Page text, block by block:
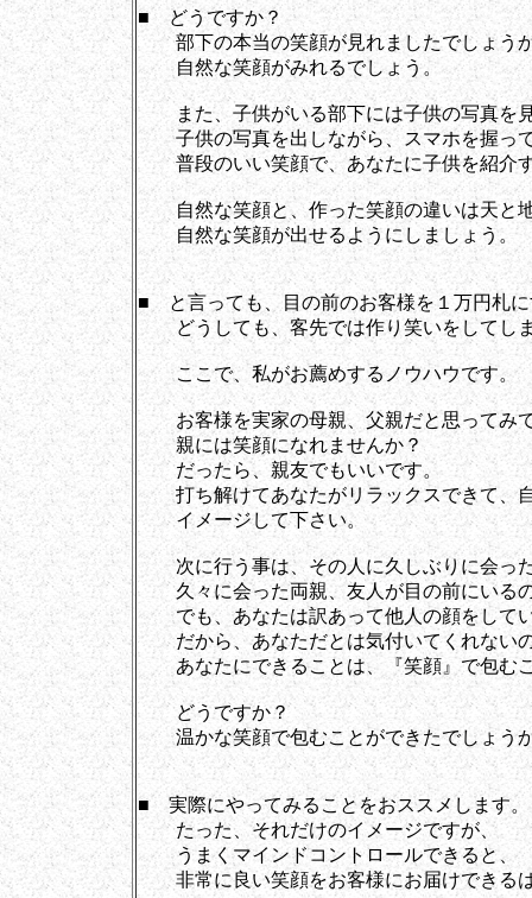
■ どうですか？
部下の本当の笑顔が見れましたでしょう
自然な笑顔がみれるでしょう。
また、子供がいる部下には子供の写真を見
子供の写真を出しながら、スマホを握っ
普段のいい笑顔で、あなたに子供を紹介
自然な笑顔と、作った笑顔の違いは天と
自然な笑顔が出せるようにしましょう。
■ と言っても、目の前のお客様を１万円札に
どうしても、客先では作り笑いをしてし
ここで、私がお薦めするノウハウです。
お客様を実家の母親、父親だと思ってみ
親には笑顔になれませんか？
だったら、親友でもいいです。
打ち解けてあなたがリラックスできて、
イメージして下さい。
次に行う事は、その人に久しぶりに会っ
久々に会った両親、友人が目の前にいる
でも、あなたは訳あって他人の顔をして
だから、あなただとは気付いてくれない
あなたにできることは、『笑顔』で包む
どうですか？
温かな笑顔で包むことができたでしょう
■ 実際にやってみることをおススメします。
たった、それだけのイメージですが、
うまくマインドコントロールできると、
非常に良い笑顔をお客様にお届けできる